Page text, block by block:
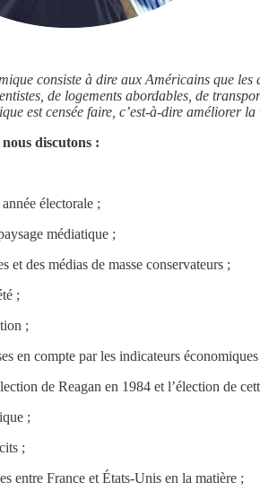
consiste à dire aux Américains que
de logements abordables, de
est censée faire, c’est-à-dire améliorer la
discutons :
électorale ;
médiatique ;
et des médias de masse conservateurs ;
;
;
en compte par les indicateurs économiques
de Reagan en 1984 et l’élection de
;
;
entre France et États-Unis en la matière ;